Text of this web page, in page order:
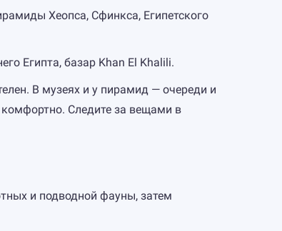
Хеопса, Сфинкса, Египетского
Египта, базар Khan El Khalili.
В музеях и у пирамид — очереди и
Следите за вещами в
и подводной фауны, затем